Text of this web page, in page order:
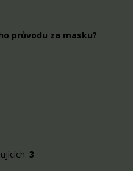
průvodu za masku?
3